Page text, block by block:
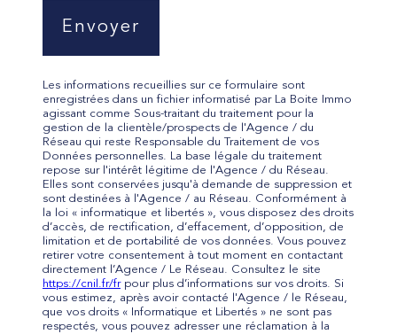
Envoyer
Les informations recueillies sur ce formulaire sont
enregistrées dans un fichier informatisé par La Boite Immo
agissant comme Sous-traitant du traitement pour la
gestion de la clientèle/prospects de l'Agence / du
Réseau qui reste Responsable du Traitement de vos
Données personnelles. La base légale du traitement
repose sur l'intérêt légitime de l'Agence / du Réseau.
Elles sont conservées jusqu'à demande de suppression et
sont destinées à l'Agence / au Réseau. Conformément à
la loi « informatique et libertés », vous disposez des droits
d’accès, de rectification, d’effacement, d’opposition, de
limitation et de portabilité de vos données. Vous pouvez
retirer votre consentement à tout moment en contactant
directement l’Agence / Le Réseau. Consultez le site
https://cnil.fr/frpour plus d’informations sur vos droits. Si
vous estimez, après avoir contacté l'Agence / le Réseau,
que vos droits « Informatique et Libertés » ne sont pas
respectés, vous pouvez adresser une réclamation à la